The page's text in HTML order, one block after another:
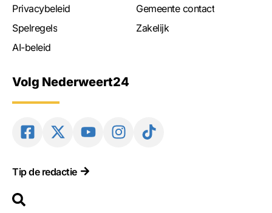
Privacybeleid
Spelregels
AI-beleid
Gemeente contact
Zakelijk
Volg Nederweert24
Tip de redactie